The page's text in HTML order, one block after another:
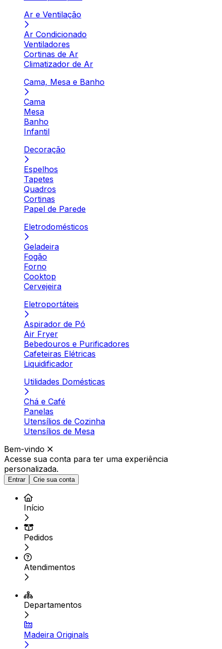
Ar e Ventilação
Ar Condicionado
Ventiladores
Cortinas de Ar
Climatizador de Ar
Cama, Mesa e Banho
Cama
Mesa
Banho
Infantil
Decoração
Espelhos
Tapetes
Quadros
Cortinas
Papel de Parede
Eletrodomésticos
Geladeira
Fogão
Forno
Cooktop
Cervejeira
Eletroportáteis
Aspirador de Pó
Air Fryer
Bebedouros e Purificadores
Cafeteiras Elétricas
Liquidificador
Utilidades Domésticas
Chá e Café
Panelas
Utensílios de Cozinha
Utensílios de Mesa
Bem-vindo
Acesse sua conta para ter uma experiência
personalizada.
Entrar Crie sua conta
Início
Pedidos
Atendimentos
Departamentos
Madeira Originals